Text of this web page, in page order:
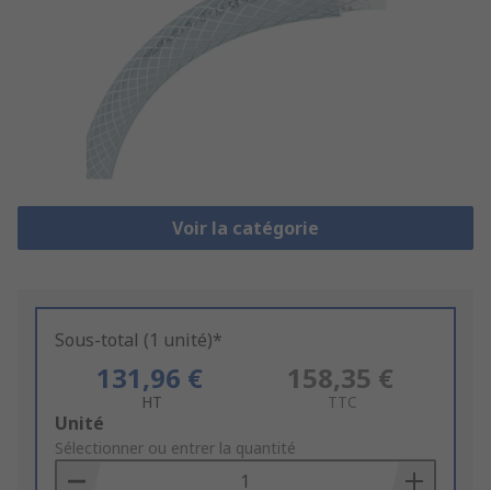
Voir la catégorie
Sous-total (1 unité)*
131,96 €
HT
158,35 €
TTC
Add
to
Basket
Unité
Sélectionner ou entrer la quantité